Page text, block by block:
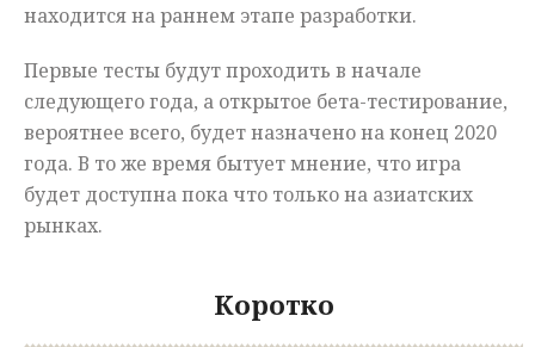
находится на раннем этапе разработки.
Первые тесты будут проходить в начале
следующего года, а открытое бета-тестирование,
вероятнее всего, будет назначено на конец 2020
года. В то же время бытует мнение, что игра
будет доступна пока что только на азиатских
рынках.
Коротко